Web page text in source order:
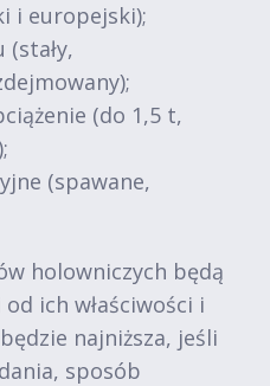
i europejski);
(do 1,5 t,
(spawane,
holowniczych będą
ich właściwości i
najniższa, jeśli
sposób